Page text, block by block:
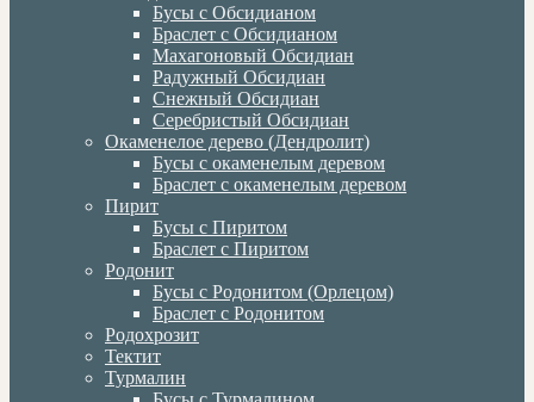
Бусы с Обсидианом
Браслет с Обсидианом
Махагоновый Обсидиан
Радужный Обсидиан
Снежный Обсидиан
Серебристый Обсидиан
Окаменелое дерево (Дендролит)
Бусы с окаменелым деревом
Браслет с окаменелым деревом
Пирит
Бусы с Пиритом
Браслет с Пиритом
Родонит
Бусы с Родонитом (Орлецом)
Браслет с Родонитом
Родохрозит
Тектит
Турмалин